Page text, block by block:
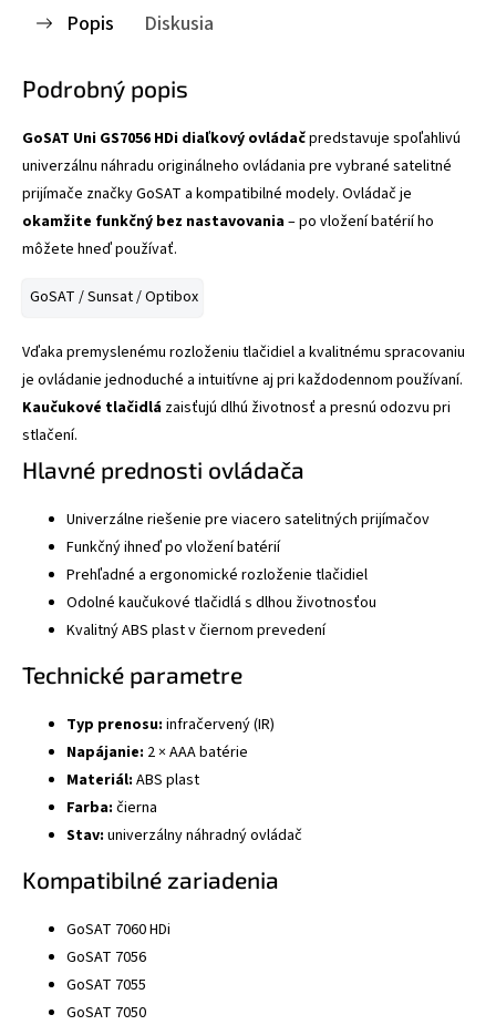
Popis Diskusia
Podrobný popis
GoSAT Uni GS7056 HDi diaľkový ovládačpredstavuje spoľahlivú
univerzálnu náhradu originálneho ovládania pre vybrané satelitné
prijímače značky GoSAT a kompatibilné modely. Ovládač je
okamžite funkčný bez nastavovania– po vložení batérií ho
môžete hneď používať.
GoSAT / Sunsat / Optibox
Vďaka premyslenému rozloženiu tlačidiel a kvalitnému spracovaniu
je ovládanie jednoduché a intuitívne aj pri každodennom používaní.
Kaučukové tlačidlá zaisťujú dlhú životnosť a presnú odozvu pri
stlačení.
Hlavné prednosti ovládača
Univerzálne riešenie pre viacero satelitných prijímačov
Funkčný ihneď po vložení batérií
Prehľadné a ergonomické rozloženie tlačidiel
Odolné kaučukové tlačidlá s dlhou životnosťou
Kvalitný ABS plast v čiernom prevedení
Technické parametre
Typ prenosu: infračervený (IR)
Napájanie: 2 × AAA batérie
Materiál: ABS plast
Farba: čierna
Stav: univerzálny náhradný ovládač
Kompatibilné zariadenia
GoSAT 7060 HDi
GoSAT 7056
GoSAT 7055
GoSAT 7050